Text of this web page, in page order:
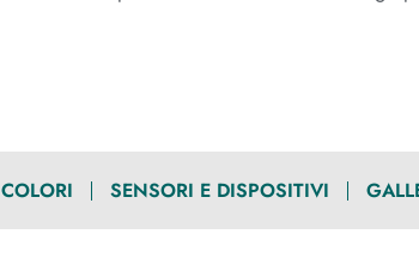
COLORI SENSORI E DISPOSITIVI